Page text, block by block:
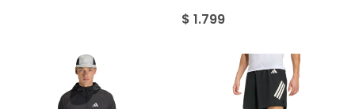
$ 1.799